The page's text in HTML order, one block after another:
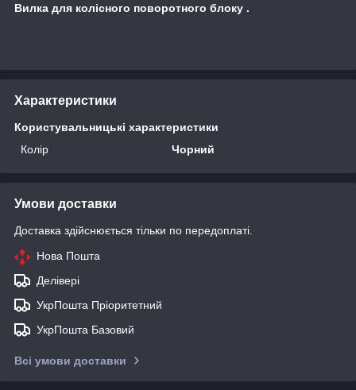
Вилка для колісного поворотного блоку .
Характеристики
Користувальницькі характеристики
Колір
Чорний
Умови доставки
Доставка здійснюється тільки по передоплаті.
Нова Пошта
Делівері
УкрПошта Пріоритетний
УкрПошта Базовий
Всі умови доставки